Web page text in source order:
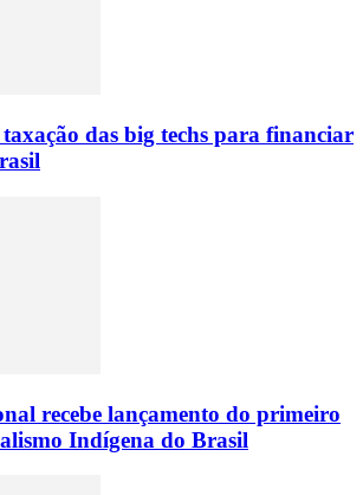
das big techs para financiar
recebe lançamento do primeiro
Indígena do Brasil